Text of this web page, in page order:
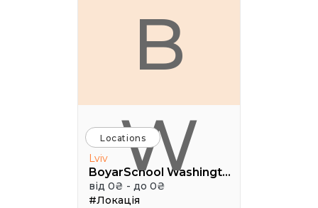
B
W
Locations
Lviv
BoyarSchool Washington
від 0₴ - до 0₴
#Локація